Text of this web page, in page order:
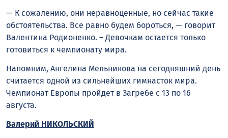
— К сожалению, они неравноценные, но сейчас такие
обстоятельства. Все равно будем бороться, — говорит
Валентина Родионенко. – Девочкам остается только
готовиться к чемпионату мира.
Напомним, Ангелина Мельникова на сегодняшний день
считается одной из сильнейших гимнасток мира.
Чемпионат Европы пройдет в Загребе с 13 по 16
августа.
Валерий НИКОЛЬСКИЙ